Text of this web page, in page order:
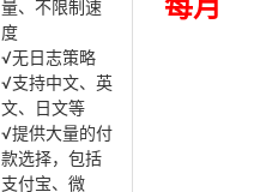
量、不限制速
度
√无日志策略
√支持中文、英
文、日文等
√提供大量的付
款选择，包括
支付宝、微
每月